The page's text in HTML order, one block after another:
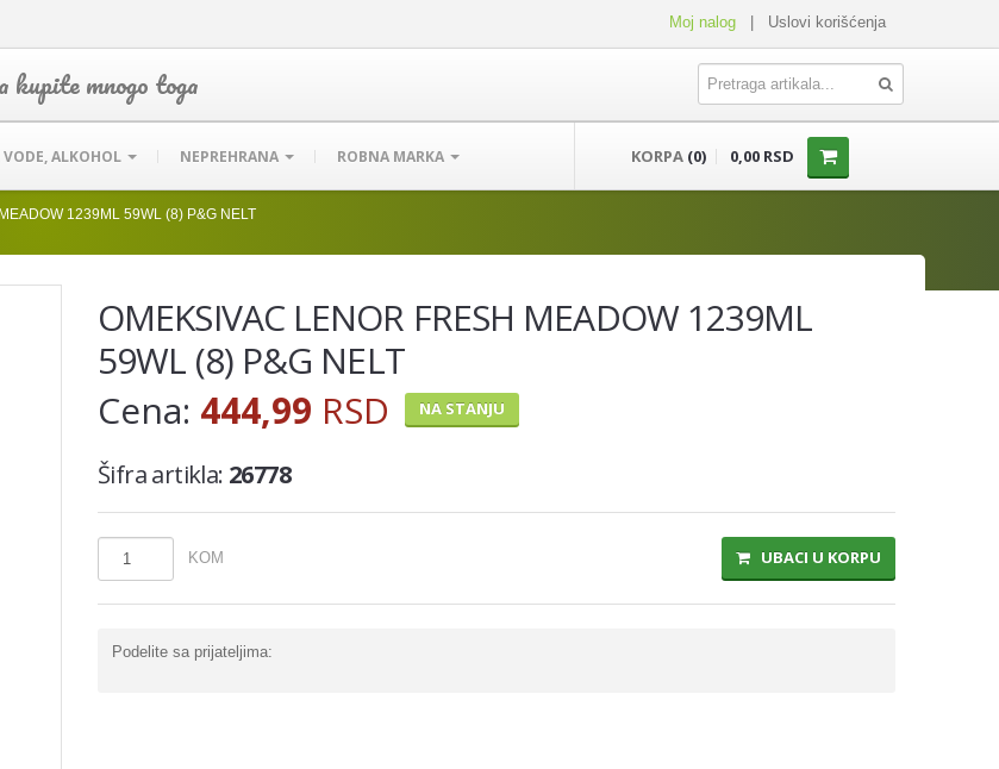
Moj nalog Uslovi korišćenja
kupite mnogo toga
VODE, ALKOHOL NEPREHRANA ROBNA MARKA KORPA (0) 0,00 RSD
1239ML 59WL (8) P&G NELT
OMEKSIVAC LENOR FRESH MEADOW 1239ML
59WL (8) P&G NELT
Cena: 444,99 RSD NA STANJU
Šifra artikla: 26778
KOM UBACI U KORPU
Podelite sa prijateljima: